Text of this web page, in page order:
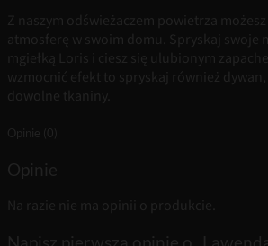
Z naszym odświeżaczem powietrza
atmosferę w swoim domu. Spryskaj swoje
mgiełką Loris i ciesz się ulubionym
wzmocnić efekt to spryskaj również
dowolne tkaniny.
Opinie (0)
Opinie
Na razie nie ma opinii o produkcie.